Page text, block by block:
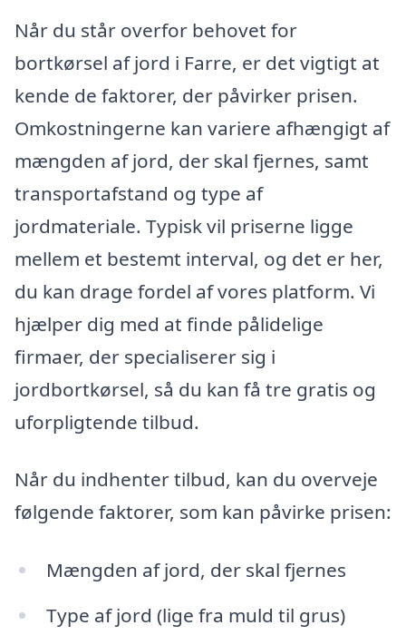
Når du står overfor behovet for
bortkørsel af jord i Farre, er det vigtigt at
kende de faktorer, der påvirker prisen.
Omkostningerne kan variere afhængigt af
mængden af jord, der skal fjernes, samt
transportafstand og type af
jordmateriale. Typisk vil priserne ligge
mellem et bestemt interval, og det er her,
du kan drage fordel af vores platform. Vi
hjælper dig med at finde pålidelige
firmaer, der specialiserer sig i
jordbortkørsel, så du kan få tre gratis og
uforpligtende tilbud.
Når du indhenter tilbud, kan du overveje
følgende faktorer, som kan påvirke prisen:
Mængden af jord, der skal fjernes
Type af jord (lige fra muld til grus)